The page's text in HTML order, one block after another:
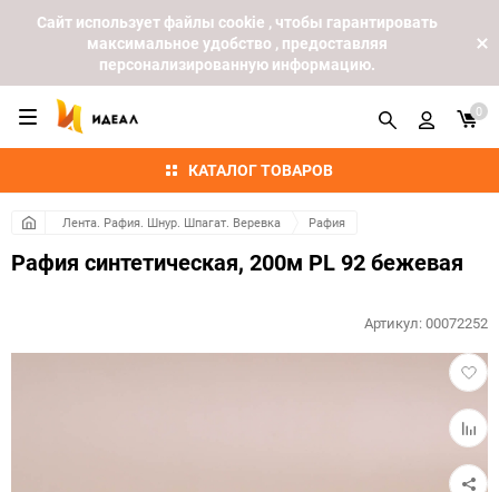
Cайт использует файлы cookie , чтобы гарантировать
максимальное удобство , предоставляя
персонализированную информацию.
КАТАЛОГ ТОВАРОВ
0
Лента. Рафия. Шнур. Шпагат. Веревка Рафия
Рафия синтетическая, 200м PL 92 бежевая
в
к
Артикул:00072252